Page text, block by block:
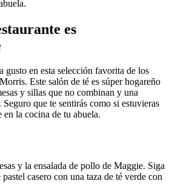
es
gusto en esta selección favorita de los
Este salón de té es súper hogareño
y sillas que no combinan y una
que te sentirás como si estuvieras
en la cocina de tu abuela.
y la ensalada de pollo de Maggie. Siga
casero con una taza de té verde con